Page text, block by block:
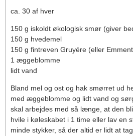
ca. 30 af hver
150 g iskoldt økologisk smør (giver
150 g hvedemel
150 g fintreven Gruyére (eller
1 æggeblomme
lidt vand
Bland mel og ost og hak smørret ud
med æggeblomme og lidt vand og
skal arbejdes med så længe, at den
hvile i køleskabet i 1 time eller lav en
minde stykker, så der altid er lidt at